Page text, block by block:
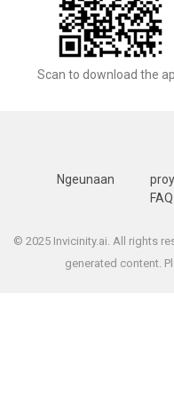
Scan to download the
Ngeunaan
FAQ
© 2025 Invicinity.ai. All rights
generated content.